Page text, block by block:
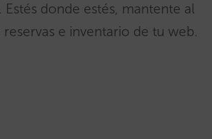
donde estés, mantente al
e inventario de tu web.